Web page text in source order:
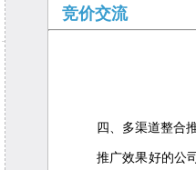
竞价交流
四、多渠道整合
推广效果好的公